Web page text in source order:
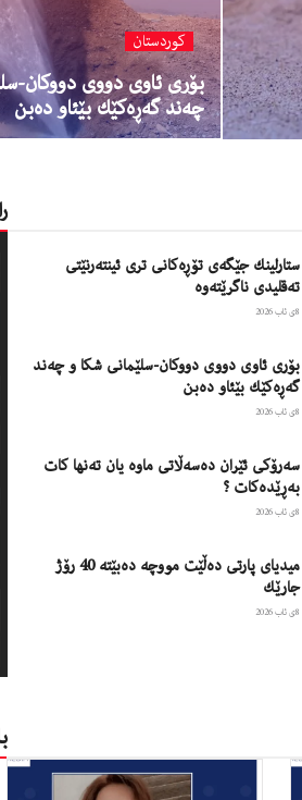
کوردستان
بۆری ئاوی دووی دووكان-
چەند گەڕەكێك بێئاو دەبن
ستارلینك جێگەی تۆڕەكانی تری ئینتەرنێتی
تەقلیدی ناگرێتەوە
8ی ئاب 2026
بۆری ئاوی دووی دووكان-سلێمانی شكا و چەند
گەڕەكێك بێئاو دەبن
8ی ئاب 2026
سەرۆكی ئێران دەسەڵاتی ماوە یان تەنها كات
بەڕێدەكات ؟
8ی ئاب 2026
میدیای پارتی دەڵێت مووچە دەبێتە 40 رۆژ
جارێك
8ی ئاب 2026